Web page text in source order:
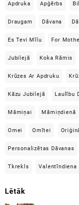
Apdruka Apģērbs
Draugam Dāvana
Es Tevi Mīlu For
Jubilejā Koka Rāmis
Krūzes Ar Apdruku
Kāzu Jubilejā Laulību
Māmiņai Māmiņdienā
Omei Omītei
Personalizētas Dāvanas
Tkrekls Valentīndiena
Lētāk